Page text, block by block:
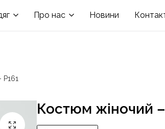
«Кращій виробник медичного одягу»
Про нас Новини
Костюм жіночий –